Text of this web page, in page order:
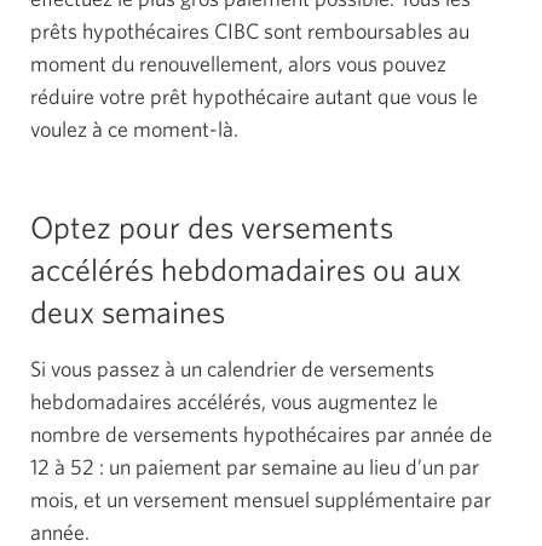
prêts hypothécaires CIBC sont remboursables au
moment du renouvellement, alors vous pouvez
réduire votre prêt hypothécaire autant que vous le
voulez à ce moment-là.
Optez pour des versements
accélérés hebdomadaires ou aux
deux semaines
Si vous passez à un calendrier de versements
hebdomadaires accélérés, vous augmentez le
nombre de versements hypothécaires par année de
12 à 52 : un paiement par semaine au lieu d’un par
mois, et un versement mensuel supplémentaire par
année.